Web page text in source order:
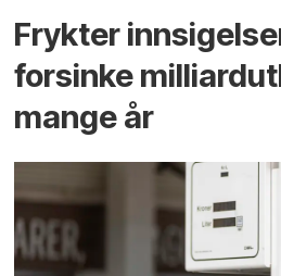
Frykter
forsinke
mange år